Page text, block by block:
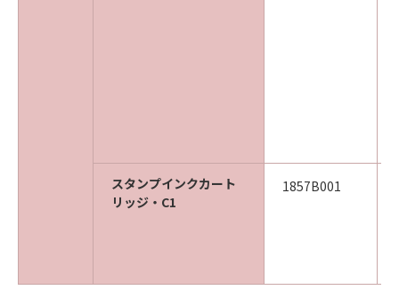
スタンプインクカート
リッジ・C1
1857B001